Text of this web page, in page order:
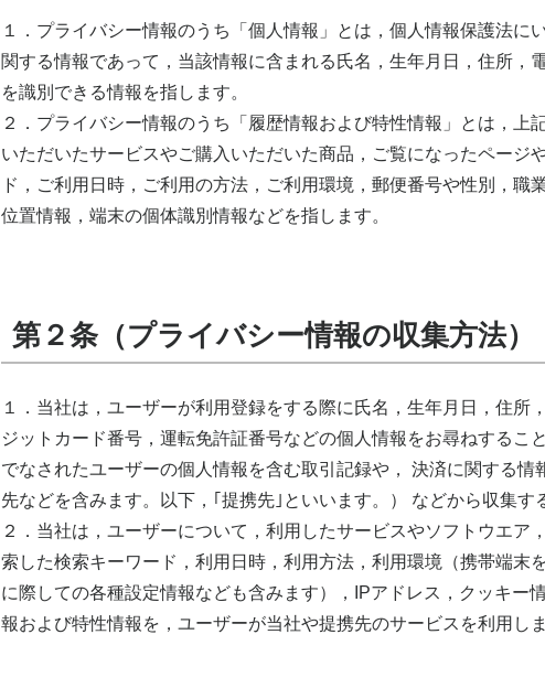
１．プライバシー情報のうち「個人情報」とは，個人情報保護法に
関する情報であって，当該情報に含まれる氏名，生年月日，住所，
を識別できる情報を指します。
２．プライバシー情報のうち「履歴情報および特性情報」とは，上
いただいたサービスやご購入いただいた商品，ご覧になったページ
ド，ご利用日時，ご利用の方法，ご利用環境，郵便番号や性別，職
位置情報，端末の個体識別情報などを指します。
第２条（プライバシー情報の収集方法）
１．当社は，ユーザーが利用登録をする際に氏名，生年月日，住所
ジットカード番号，運転免許証番号などの個人情報をお尋ねするこ
でなされたユーザーの個人情報を含む取引記録や， 決済に関する
先などを含みます。以下，｢提携先｣といいます。） などから収集す
２．当社は，ユーザーについて，利用したサービスやソフトウエア
索した検索キーワード，利用日時，利用方法，利用環境（携帯端末
に際しての各種設定情報なども含みます），IPアドレス，クッキー
報および特性情報を，ユーザーが当社や提携先のサービスを利用し